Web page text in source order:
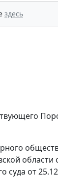
здесь
области
от